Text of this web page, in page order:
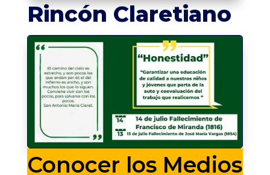
Rincón Claretiano
Conocer los Medios